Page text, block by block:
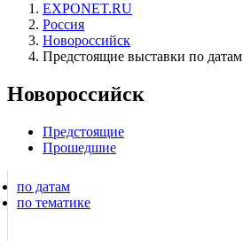
EXPONET.RU
Россия
Новороссийск
Предстоящие выставки по датам
Новороссийск
Предстоящие
Прошедшие
по датам
по тематике